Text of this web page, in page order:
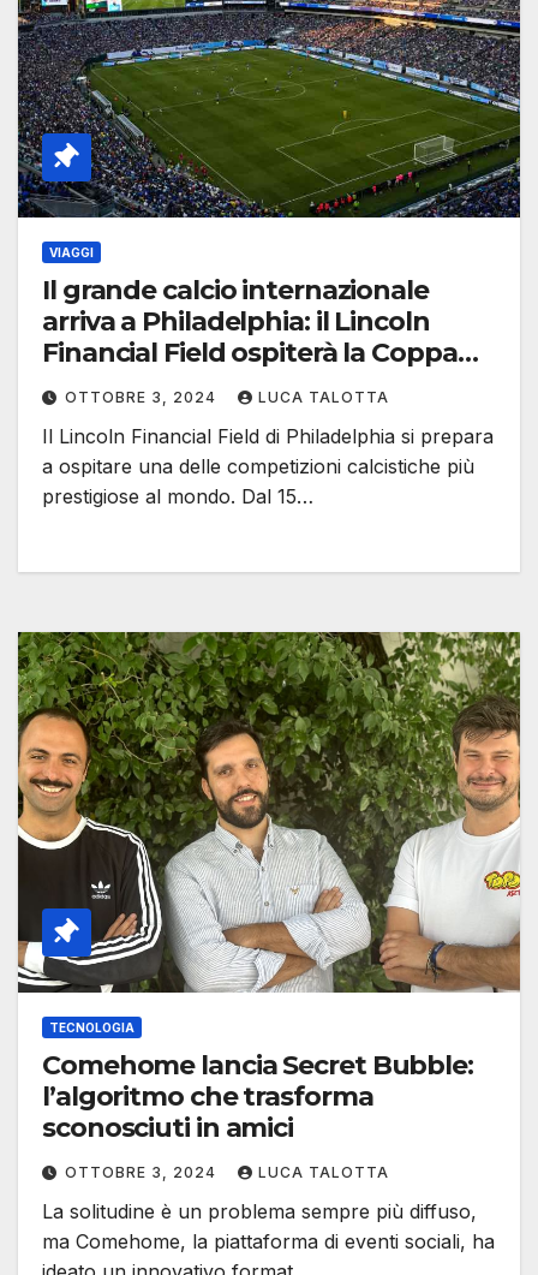
VIAGGI
Il grande calcio internazionale
arriva a Philadelphia: il Lincoln
Financial Field ospiterà la Coppa
del Mondo per Club FIFA 2025
OTTOBRE 3, 2024 LUCA TALOTTA
Il Lincoln Financial Field di Philadelphia si prepara
a ospitare una delle competizioni calcistiche più
prestigiose al mondo. Dal 15…
TECNOLOGIA
Comehome lancia Secret Bubble:
l’algoritmo che trasforma
sconosciuti in amici
OTTOBRE 3, 2024 LUCA TALOTTA
La solitudine è un problema sempre più diffuso,
ma Comehome, la piattaforma di eventi sociali, ha